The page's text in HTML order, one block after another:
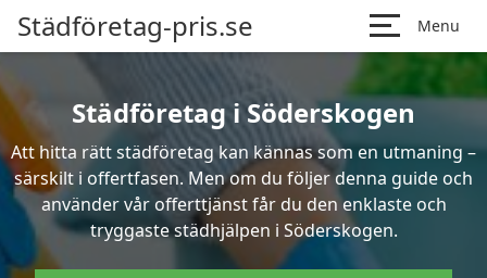
Städföretag-pris.se Menu
Städföretag i Söderskogen
Att hitta rätt städföretag kan kännas som en utmaning –
särskilt i offertfasen. Men om du följer denna guide och
använder vår offerttjänst får du den enklaste och
tryggaste städhjälpen i Söderskogen.